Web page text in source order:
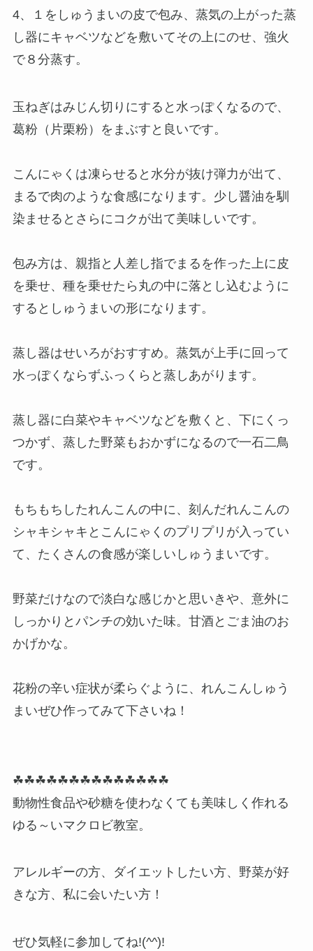
4、１をしゅうまいの皮で包み、蒸気の上がった蒸
し器にキャベツなどを敷いてその上にのせ、強火
で８分蒸す。
玉ねぎはみじん切りにすると水っぽくなるので、
葛粉（片栗粉）をまぶすと良いです。
こんにゃくは凍らせると水分が抜け弾力が出て、
まるで肉のような食感になります。少し醤油を馴
染ませるとさらにコクが出て美味しいです。
包み方は、親指と人差し指でまるを作った上に皮
を乗せ、種を乗せたら丸の中に落とし込むように
するとしゅうまいの形になります。
蒸し器はせいろがおすすめ。蒸気が上手に回って
水っぽくならずふっくらと蒸しあがります。
蒸し器に白菜やキャベツなどを敷くと、下にくっ
つかず、蒸した野菜もおかずになるので一石二鳥
です。
もちもちしたれんこんの中に、刻んだれんこんの
シャキシャキとこんにゃくのプリプリが入ってい
て、たくさんの食感が楽しいしゅうまいです。
野菜だけなので淡白な感じかと思いきや、意外に
しっかりとパンチの効いた味。甘酒とごま油のお
かげかな。
花粉の辛い症状が柔らぐように、れんこんしゅう
まいぜひ作ってみて下さいね！
☘☘☘☘☘☘☘☘☘☘☘☘☘☘
動物性食品や砂糖を使わなくても美味しく作れる
ゆる～いマクロビ教室。
アレルギーの方、ダイエットしたい方、野菜が好
きな方、私に会いたい方！
ぜひ気軽に参加してね!(^^)!